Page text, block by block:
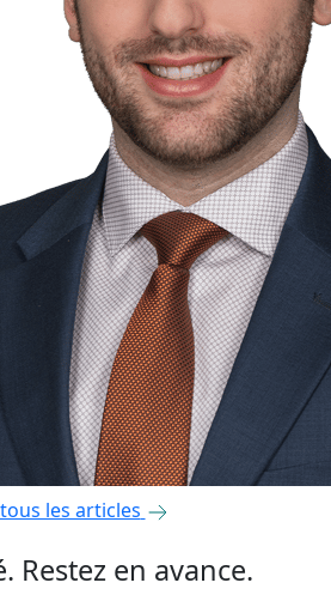
les articles
Restez en avance.